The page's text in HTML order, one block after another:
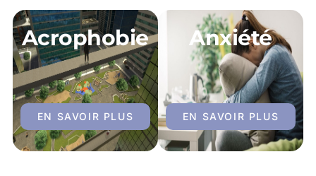
Acrophobie
EN SAVOIR PLUS
Anxiété
EN SAVOIR PLUS